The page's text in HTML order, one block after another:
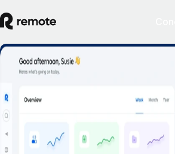
Autoservicio para empleados
Fomenta el autoservicio de los empleados en
RR. HH. desde la web y estén donde estén.
Concertar